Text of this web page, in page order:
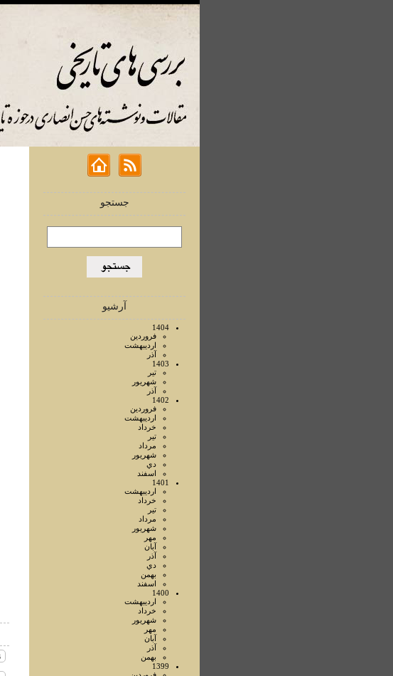
جستجو
آرشیو
1404
فروردين
ارديبهشت
آذر
1403
تير
شهريور
آذر
1402
فروردين
ارديبهشت
خرداد
تير
مرداد
شهريور
دي
اسفند
1401
ارديبهشت
خرداد
تير
مرداد
شهريور
مهر
آبان
آذر
دي
بهمن
اسفند
1400
ارديبهشت
خرداد
شهريور
مهر
آبان
آذر
بهمن
1399